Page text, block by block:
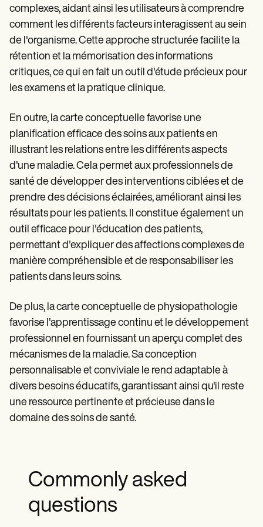
complexes, aidant ainsi les utilisateurs à comprendre
comment les différents facteurs interagissent au sein
de l'organisme. Cette approche structurée facilite la
rétention et la mémorisation des informations
critiques, ce qui en fait un outil d'étude précieux pour
les examens et la pratique clinique.
En outre, la carte conceptuelle favorise une
planification efficace des soins aux patients en
illustrant les relations entre les différents aspects
d'une maladie. Cela permet aux professionnels de
santé de développer des interventions ciblées et de
prendre des décisions éclairées, améliorant ainsi les
résultats pour les patients. Il constitue également un
outil efficace pour l'éducation des patients,
permettant d'expliquer des affections complexes de
manière compréhensible et de responsabiliser les
patients dans leurs soins.
De plus, la carte conceptuelle de physiopathologie
favorise l'apprentissage continu et le développement
professionnel en fournissant un aperçu complet des
mécanismes de la maladie. Sa conception
personnalisable et conviviale le rend adaptable à
divers besoins éducatifs, garantissant ainsi qu'il reste
une ressource pertinente et précieuse dans le
domaine des soins de santé.
Commonly asked
questions